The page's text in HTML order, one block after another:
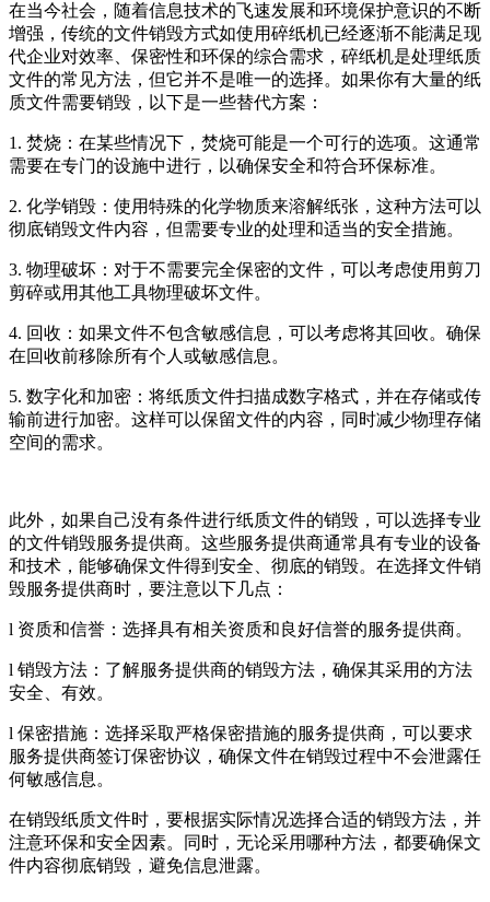
在当今社会，随着信息技术的飞速发展和环境保护意识的不断
增强，传统的文件销毁方式如使用碎纸机已经逐渐不能满足现
代企业对效率、保密性和环保的综合需求，碎纸机是处理纸质
文件的常见方法，但它并不是唯一的选择。如果你有大量的纸
质文件需要销毁，以下是一些替代方案：
1. 焚烧：在某些情况下，焚烧可能是一个可行的选项。这通常
需要在专门的设施中进行，以确保安全和符合环保标准。
2. 化学销毁：使用特殊的化学物质来溶解纸张，这种方法可以
彻底销毁文件内容，但需要专业的处理和适当的安全措施。
3. 物理破坏：对于不需要完全保密的文件，可以考虑使用剪刀
剪碎或用其他工具物理破坏文件。
4. 回收：如果文件不包含敏感信息，可以考虑将其回收。确保
在回收前移除所有个人或敏感信息。
5. 数字化和加密：将纸质文件扫描成数字格式，并在存储或传
输前进行加密。这样可以保留文件的内容，同时减少物理存储
空间的需求。
此外，如果自己没有条件进行纸质文件的销毁，可以选择专业
的文件销毁服务提供商。这些服务提供商通常具有专业的设备
和技术，能够确保文件得到安全、彻底的销毁。在选择文件销
毁服务提供商时，要注意以下几点：
l 资质和信誉：选择具有相关资质和良好信誉的服务提供商。
l 销毁方法：了解服务提供商的销毁方法，确保其采用的方法
安全、有效。
l 保密措施：选择采取严格保密措施的服务提供商，可以要求
服务提供商签订保密协议，确保文件在销毁过程中不会泄露任
何敏感信息。
在销毁纸质文件时，要根据实际情况选择合适的销毁方法，并
注意环保和安全因素。同时，无论采用哪种方法，都要确保文
件内容彻底销毁，避免信息泄露。